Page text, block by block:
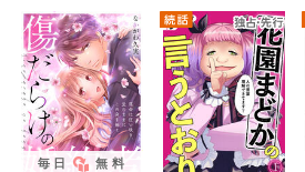
毎日 無料